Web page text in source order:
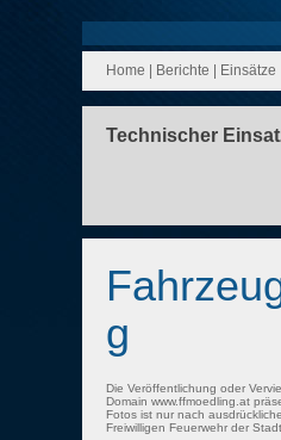
Home Berichte
Einsätze
Technischer
g
Die Veröffentlichung oder
Domain www.ffmoedling.at
Fotos ist nur nach
Freiwilligen Feuerwehr der